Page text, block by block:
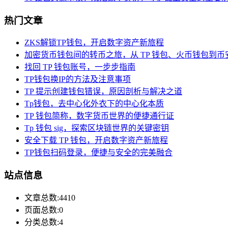
热门文章
ZKS解锁TP钱包，开启数字资产新旅程
加密货币钱包间的转币之旅，从 TP 钱包、火币钱包到币
找回 TP 钱包账号，一步步指南
TP钱包换IP的方法及注意事项
TP 提示创建钱包错误，原因剖析与解决之道
Tp钱包，去中心化外衣下的中心化本质
TP 钱包简称，数字货币世界的便捷通行证
Tp 钱包 sig，探索区块链世界的关键密钥
安全下载 TP 钱包，开启数字资产新旅程
TP钱包扫码登录，便捷与安全的完美融合
站点信息
文章总数:4410
页面总数:0
分类总数:4